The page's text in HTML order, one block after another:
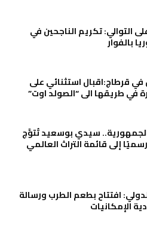
التوالي: تكريم الناجحين في
بالفوار
قرطاج:اقبال استثنائي على
في طريقها الى “الصولد اوت”
الجمهورية.. سيدي بوسعيد تُتوَّج
إلى قائمة التراث العالمي
افتتاح بطعم الطرب ورسالة
الإمكانيات